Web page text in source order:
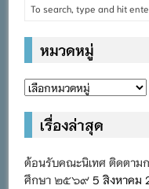
หมวดหมู่
หมวด
เรื่องล่าสุด
ต้อนรับคณะนิเทศ ติดตาม
ศึกษา ๒๕๖๙ 5 สิงหาคม